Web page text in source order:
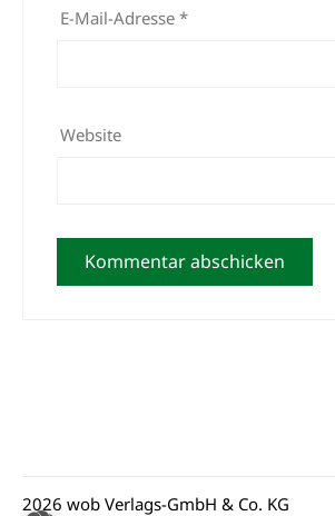
E-Mail-Adresse *
Website
2026 wob Verlags-GmbH & Co. KG